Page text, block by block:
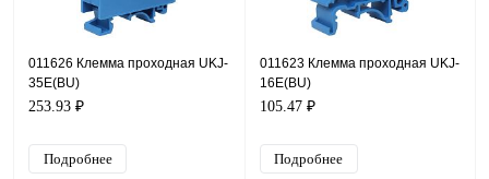
011626 Клемма проходная UKJ-
35E(BU)
253.93 ₽
Подробнее
011623 Клемма проходная UKJ-
16E(BU)
105.47 ₽
Подробнее